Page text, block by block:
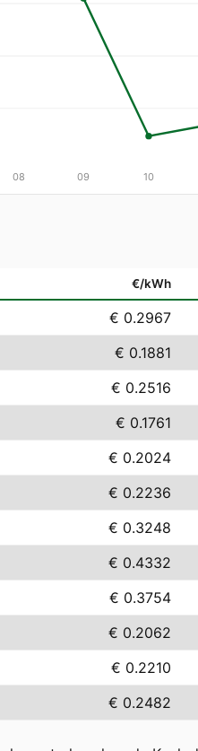
08 09 10
€/kWh
€ 0.2967
€ 0.1881
€ 0.2516
€ 0.1761
€ 0.2024
€ 0.2236
€ 0.3248
€ 0.4332
€ 0.3754
€ 0.2062
€ 0.2210
€ 0.2482